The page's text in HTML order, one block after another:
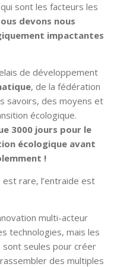
sont les facteurs les
devons nous
impactantes
de développement
, de la fédération
savoirs, des moyens et
écologique.
3000 jours pour le
écologique avant
!
rare, l’entraide est
multi-acteur
technologies, mais les
seules pour créer
des multiples